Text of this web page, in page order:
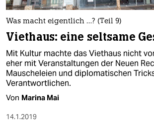
Was macht eigentlich …? (Teil 9)
Viethaus: eine seltsame
Mit Kultur machte das Viethaus nicht
eher mit Veranstaltungen der Neuen
Mauscheleien und diplomatischen
Verantwortlichen.
Von Marina Mai
14.1.2019